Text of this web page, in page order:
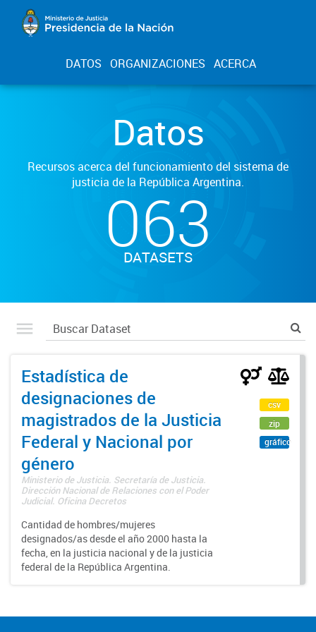
DATOS ORGANIZACIONES ACERCA
Datos
Recursos acerca del funcionamiento del sistema de
justicia de la República Argentina.
063
DATASETS
Estadística de
designaciones de
magistrados de la Justicia
Federal y Nacional por
género
Ministerio de Justicia. Secretaría de Justicia.
Dirección Nacional de Relaciones con el Poder
Judicial. Oficina Decretos
Cantidad de hombres/mujeres
designados/as desde el año 2000 hasta la
fecha, en la justicia nacional y de la justicia
federal de la República Argentina.
csv
zip
gráfico